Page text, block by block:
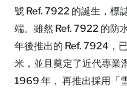
號 Ref. 7922 的誕生，標
端。雖然 Ref. 7922 的防
年後推出的 Ref. 7924，
米，並且奠定了近代專業
1969 年， 再推出採用「